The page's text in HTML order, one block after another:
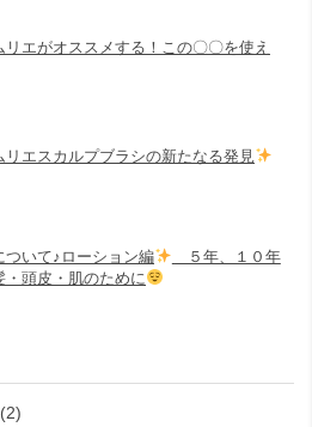
リエがオススメする！この〇〇を使え
リエスカルプブラシの新たなる発見
ついて♪ローション編
５年、１０年
頭皮・肌のために
(2)